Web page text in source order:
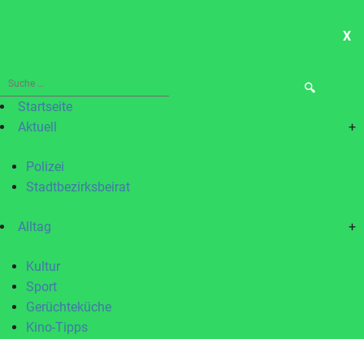
X
Suche
nach:Startseite
Aktuell
+
Polizei
Stadtbezirksbeirat
Alltag +
Kultur
Sport
Gerüchteküche
Kino-Tipps